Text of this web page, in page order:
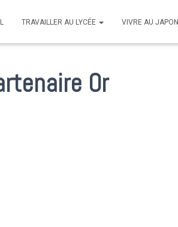
TRAVAILLER AU LYCÉE VIVRE AU JAPON
Or